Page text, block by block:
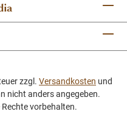
zzgl. Versandkosten und
nicht anders angegeben.
vorbehalten.